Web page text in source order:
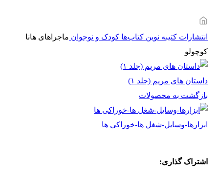
انتشارات کتیبه نوین کتاب‌ها کودک و نوجوان ماجراهای هانا
کوچولو
داستان های مریم (جلد ۱)
بازگشت به محصولات
ابزارها-وسایل-شغل ها-خوراکی ها
اشتراک گذاری: